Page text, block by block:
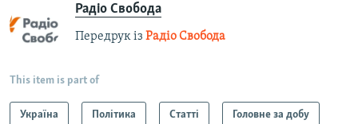
Радіо Свобода
Передрук із Радіо Свобода
This item is part of
Україна Політика Статті Головне за добу